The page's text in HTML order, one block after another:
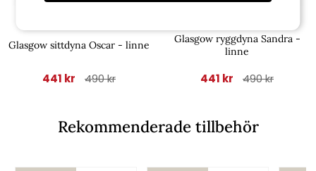
Glasgow sittdyna Oscar - linne
441 kr 490 kr
Glasgow ryggdyna Sandra -
linne
441 kr 490 kr
Rekommenderade tillbehör